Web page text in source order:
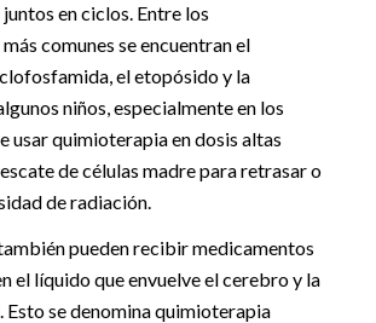
en ciclos. Entre los
comunes se encuentran el
el etopósido y la
niños, especialmente en los
usar quimioterapia en dosis altas
de células madre para retrasar o
de radiación.
pueden recibir medicamentos
el líquido que envuelve el cerebro y la
Esto se denomina quimioterapia